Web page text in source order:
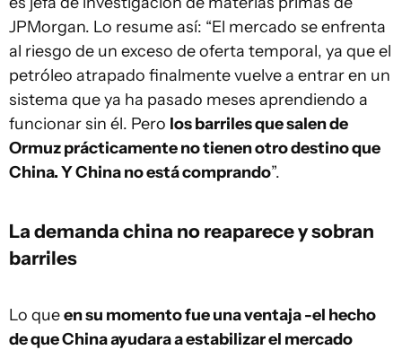
JPMorgan. Lo resume así: “El mercado se enfrenta
al riesgo de un exceso de oferta temporal, ya que el
petróleo atrapado finalmente vuelve a entrar en un
sistema que ya ha pasado meses aprendiendo a
funcionar sin él. Pero los barriles que salen de
Ormuz prácticamente no tienen otro destino que
China. Y China no está comprando”.
La demanda china no reaparece y sobran
barriles
Lo queen su momento fue una ventaja -el hecho
de que China ayudara a estabilizar el mercado